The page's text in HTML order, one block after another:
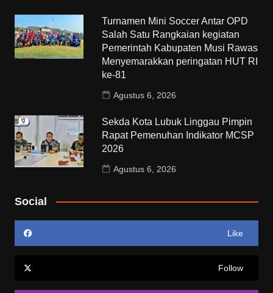
Turnamen Mini Soccer Antar OPD
Salah Satu Rangkaian kegiatan
Pemerintah Kabupaten Musi Rawas
Menyemarakkan peringatan HUT RI
ke-81
Agustus 6, 2026
Sekda Kota Lubuk Linggau Pimpin
Rapat Pemenuhan Indikator MCSP
2026
Agustus 6, 2026
Social
Like
Follow